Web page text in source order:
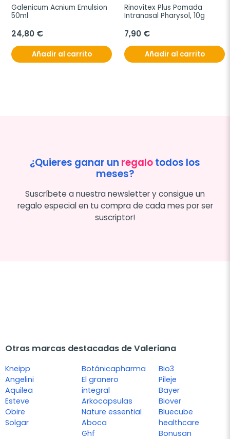
Galenicum Acnium Emulsion
50ml
24,80 €
Añadir al carrito
Rinovitex Plus Pomada
Intranasal Pharysol, 10g
7,90 €
Añadir al carrito
¿Quieres ganar un regalotodos los
meses?
Suscríbete a nuestra newsletter y consigue un
regalo especial en tu compra de cada mes por ser
suscriptor!
Otras marcas destacadas de Valeriana
Kneipp
Angelini
Aquilea
Esteve
Obire
Solgar
Botánicapharma
El granero
integral
Arkocapsulas
Nature essential
Aboca
Ghf
Bio3
Pileje
Bayer
Biover
Bluecube
healthcare
Bonusan